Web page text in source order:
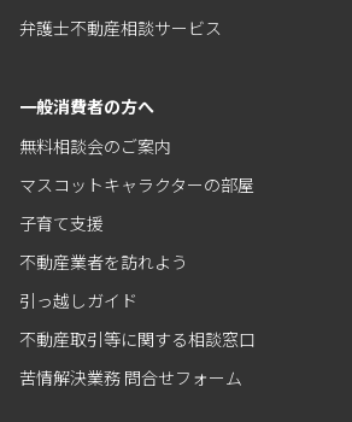
弁護士不動産相談サービス
一般消費者の方へ
無料相談会のご案内
マスコットキャラクターの部屋
子育て支援
不動産業者を訪れよう
引っ越しガイド
不動産取引等に関する相談窓口
苦情解決業務 問合せフォーム